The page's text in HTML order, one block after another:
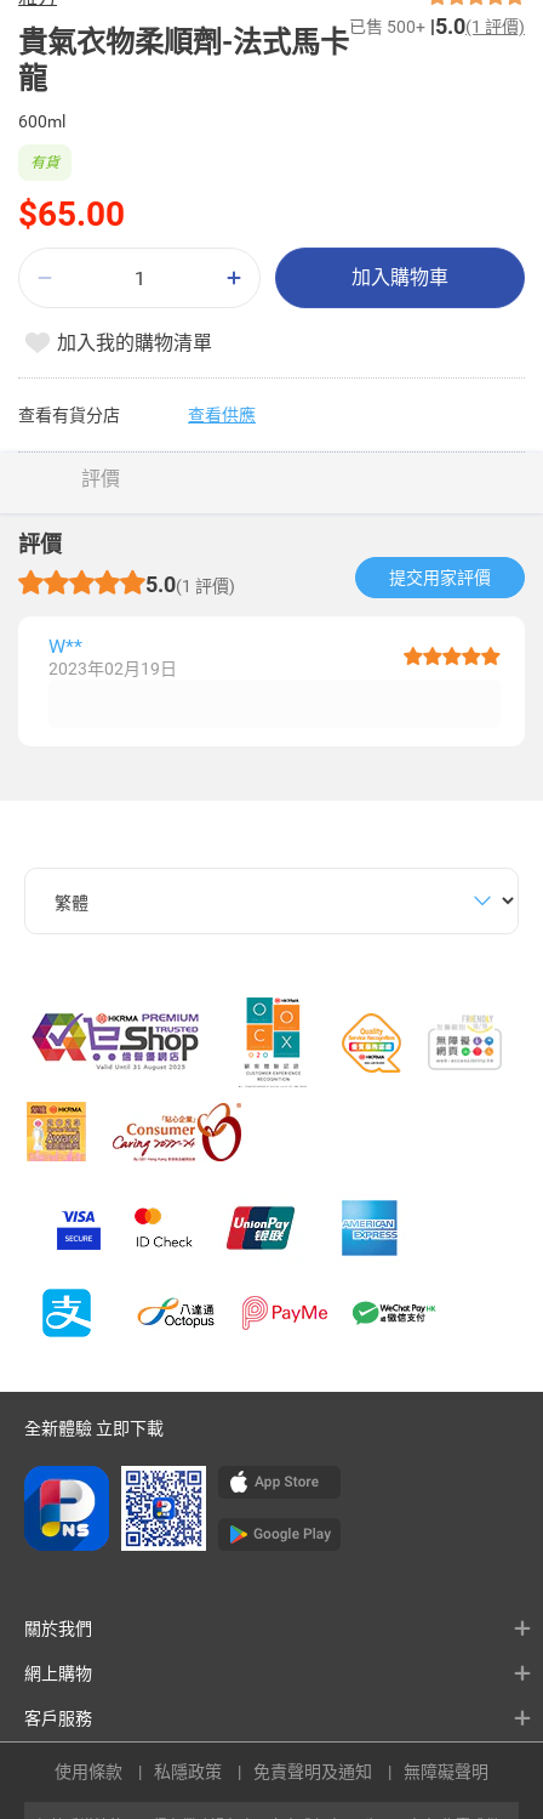
貴氣衣物柔順劑-法式馬卡
龍
已售 500+ 5.0(1 評價)
600ml
$65.00
有貨
加入購物車
加入我的購物清單
查看有貨分店 查看供應
評價
評價
5.0(1 評價) 提交用家評價​
W**
2023年02月19日
全新體驗 立即下載
關於我們
網上購物
客戶服務
使用條款 私隱政策 免責聲明及通知 無障礙聲明